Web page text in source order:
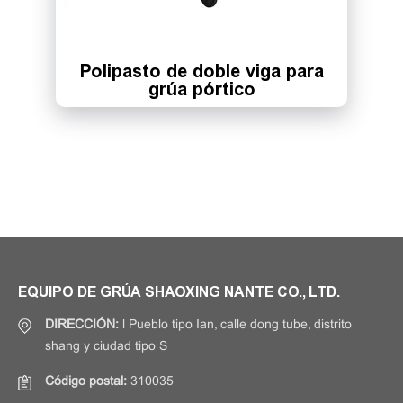
Polipasto de doble viga para
grúa pórtico
EQUIPO DE GRÚA SHAOXING NANTE CO., LTD.
DIRECCIÓN:
l Pueblo tipo Ian, calle dong tube, distrito
shang y ciudad tipo S
Código postal: 310035